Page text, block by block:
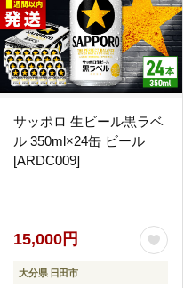
サッポロ 生ビール黒ラベ
ル 350ml×24缶 ビール
[ARDC009]
15,000円
大分県 日田市